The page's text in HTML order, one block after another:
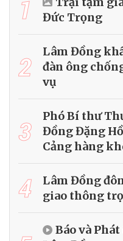
1
Đức Trọng
2
Lâm Đồng
đàn ông
vụ
3
Phó Bí thư
Đồng Đặng
Cảng hàng
4
Lâm Đồng
giao thông
Báo và